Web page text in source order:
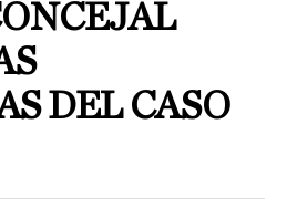
DEL CASO